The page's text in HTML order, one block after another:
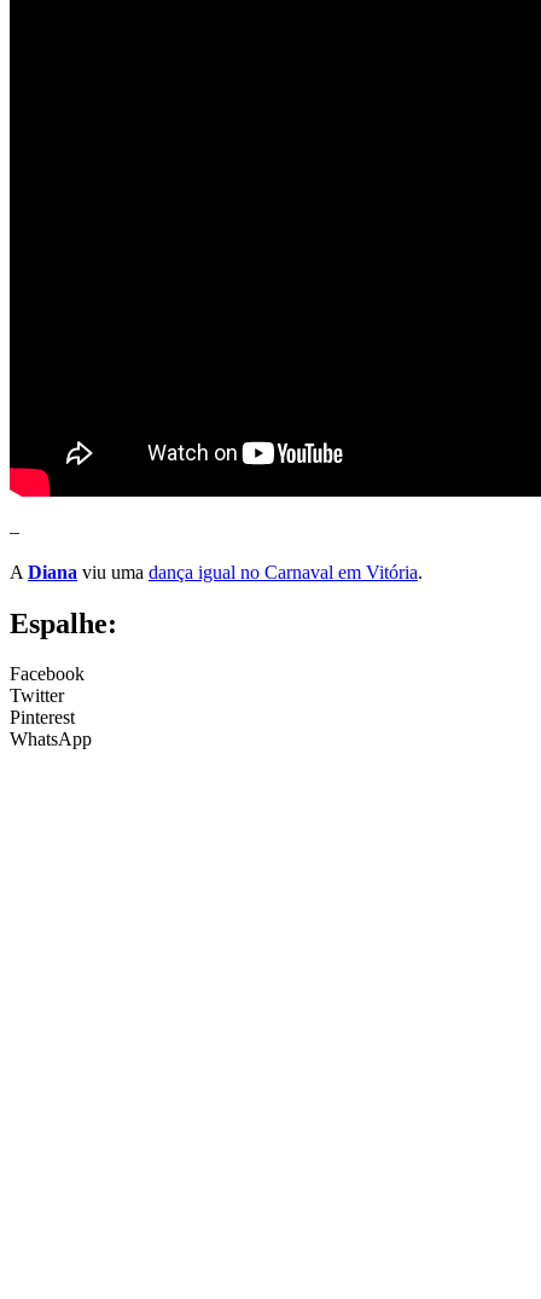
–
A Diana viu uma dança igual no Carnaval em Vitória.
Espalhe:
Facebook
Twitter
Pinterest
WhatsApp